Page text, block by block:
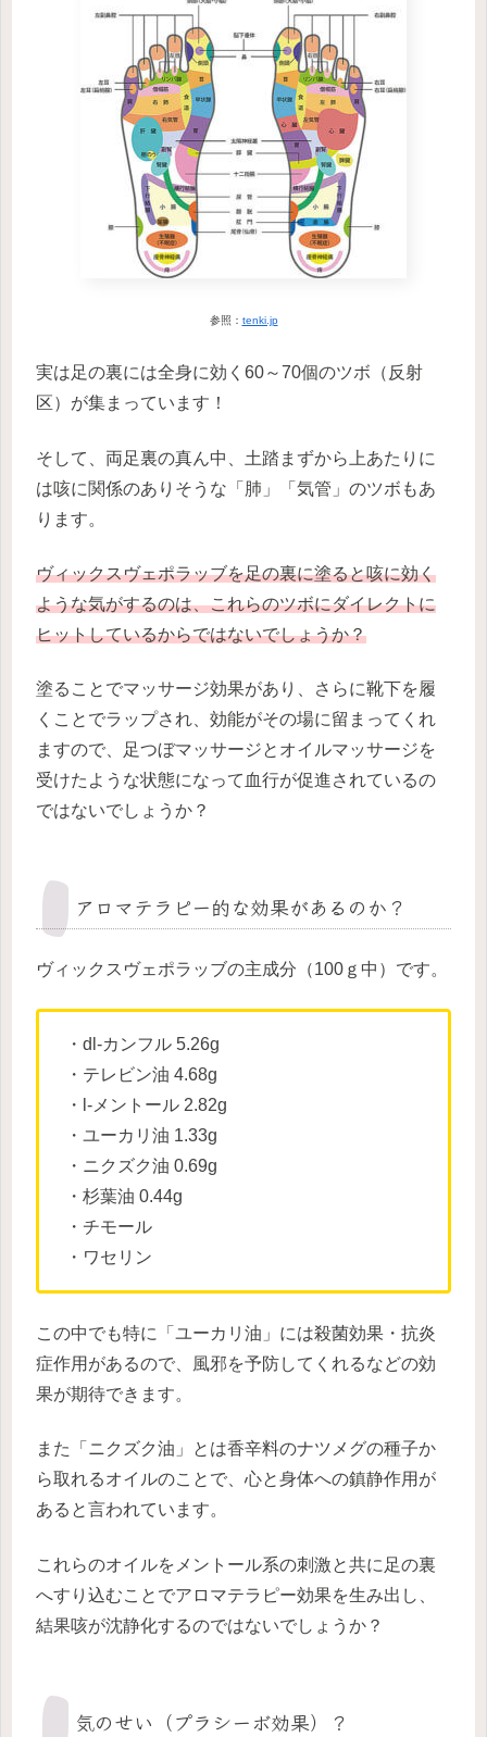
参照： tenki.jp
実は足の裏には全身に効く60～70個のツボ（反射
区）が集まっています！
そして、両足裏の真ん中、土踏まずから上あたりに
は咳に関係のありそうな「肺」「気管」のツボもあ
ります。
ヴィックスヴェポラッブを足の裏に塗ると咳に効く
ような気がするのは、これらのツボにダイレクトに
ヒットしているからではないでしょうか？
塗ることでマッサージ効果があり、さらに靴下を履
くことでラップされ、効能がその場に留まってくれ
ますので、足つぼマッサージとオイルマッサージを
受けたような状態になって血行が促進されているの
ではないでしょうか？
アロマテラピー的な効果があるのか？
ヴィックスヴェポラッブの主成分（100ｇ中）です。
・dl-カンフル 5.26g
・テレビン油 4.68g
・l-メントール 2.82g
・ユーカリ油 1.33g
・ニクズク油 0.69g
・杉葉油 0.44g
・チモール
・ワセリン
この中でも特に「ユーカリ油」には殺菌効果・抗炎
症作用があるので、風邪を予防してくれるなどの効
果が期待できます。
また「ニクズク油」とは香辛料のナツメグの種子か
ら取れるオイルのことで、心と身体への鎮静作用が
あると言われています。
これらのオイルをメントール系の刺激と共に足の裏
へすり込むことでアロマテラピー効果を生み出し、
結果咳が沈静化するのではないでしょうか？
気のせい（プラシーボ効果）？